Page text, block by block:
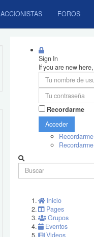
ACCIONISTAS FOROS
Sign In
If you are new here,
Recordarme
Acceder
Inicio
Pages
Grupos
Eventos
Videos